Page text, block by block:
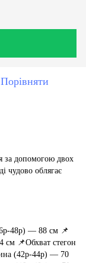
Порівняти
за допомогою двох
чудово облягає
48р) — 88 см 📌
📌Обхват стегон
(42р-44р) — 70